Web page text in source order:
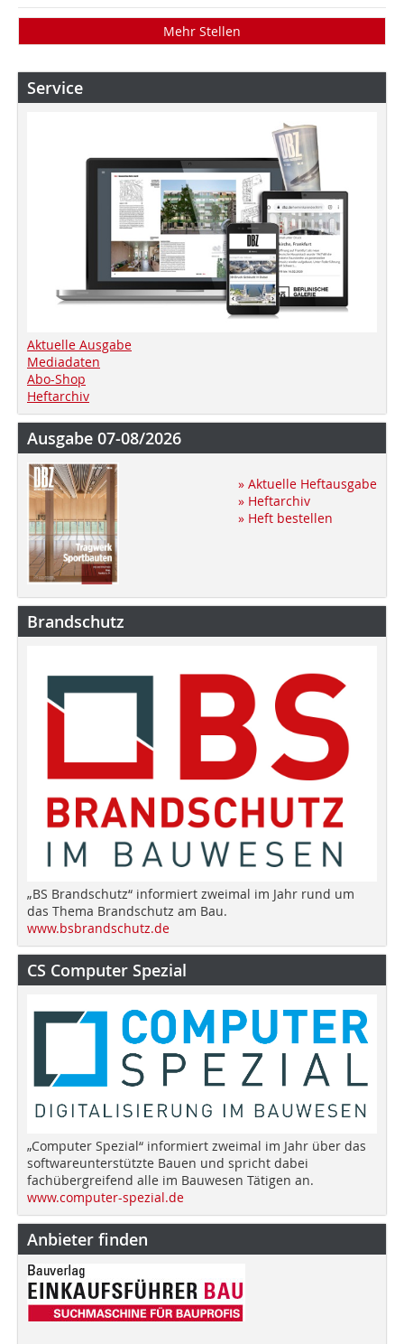
Mehr Stellen
Service
Aktuelle Ausgabe
Mediadaten
Abo-Shop
Heftarchiv
Ausgabe 07-08/2026
» Aktuelle Heftausgabe
» Heftarchiv
» Heft bestellen
Brandschutz
„BS Brandschutz“ informiert zweimal im Jahr rund um
das Thema Brandschutz am Bau.
www.bsbrandschutz.de
CS Computer Spezial
„Computer Spezial“ informiert zweimal im Jahr über das
softwareunterstützte Bauen und spricht dabei
fachübergreifend alle im Bauwesen Tätigen an.
www.computer-spezial.de
Anbieter finden